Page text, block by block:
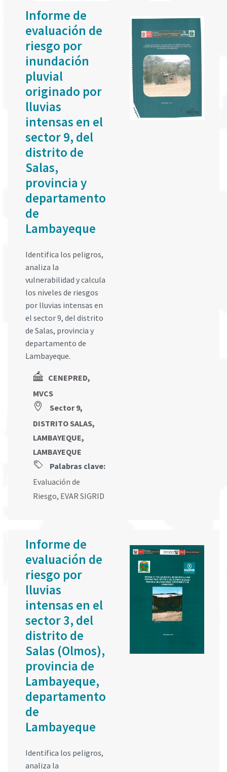
Informe de
evaluación de
riesgo por
inundación
pluvial
originado por
lluvias
intensas en el
sector 9, del
distrito de
Salas,
provincia y
departamento
de
Lambayeque
Identifica los peligros,
analiza la
vulnerabilidad y calcula
los niveles de riesgos
por lluvias intensas en
el sector 9, del distrito
de Salas, provincia y
departamento de
Lambayeque.
CENEPRED,
MVCS
Sector 9,
DISTRITO SALAS,
LAMBAYEQUE,
LAMBAYEQUE
Palabras clave:
Evaluación de
Riesgo, EVAR SIGRID
Informe de
evaluación de
riesgo por
lluvias
intensas en el
sector 3, del
distrito de
Salas (Olmos),
provincia de
Lambayeque,
departamento
de
Lambayeque
Identifica los peligros,
analiza la